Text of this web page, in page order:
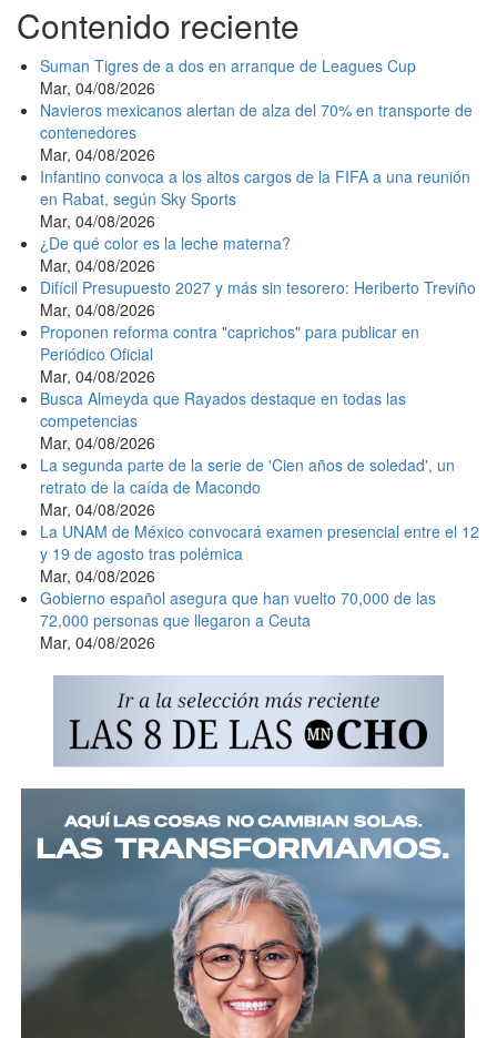
Contenido reciente
Suman Tigres de a dos en arranque de Leagues Cup
Mar, 04/08/2026
Navieros mexicanos alertan de alza del 70% en transporte de
contenedores
Mar, 04/08/2026
Infantino convoca a los altos cargos de la FIFA a una reunión
en Rabat, según Sky Sports
Mar, 04/08/2026
¿De qué color es la leche materna?
Mar, 04/08/2026
Difícil Presupuesto 2027 y más sin tesorero: Heriberto Treviño
Mar, 04/08/2026
Proponen reforma contra "caprichos" para publicar en
Periódico Oficial
Mar, 04/08/2026
Busca Almeyda que Rayados destaque en todas las
competencias
Mar, 04/08/2026
La segunda parte de la serie de 'Cien años de soledad', un
retrato de la caída de Macondo
Mar, 04/08/2026
La UNAM de México convocará examen presencial entre el 12
y 19 de agosto tras polémica
Mar, 04/08/2026
Gobierno español asegura que han vuelto 70,000 de las
72,000 personas que llegaron a Ceuta
Mar, 04/08/2026